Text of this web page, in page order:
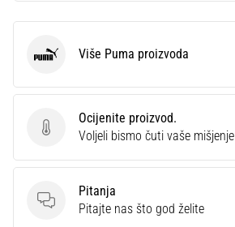
Ocijenite proizvod.
Ocijenite proizvod.
Voljeli bismo čuti vaše mišjenje
Pitanja
Pitanja
Pitajte nas što god želite
Puma Više Puma proizvoda